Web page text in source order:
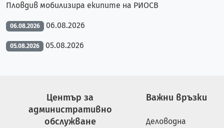
Пловдив мобилизира екипите на РИОСВ
06.08.2026 06.08.2026
05.08.2026 05.08.2026
Център за
административно
обслужване
Важни връзки
Деловодна